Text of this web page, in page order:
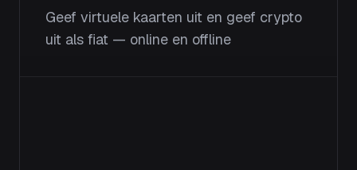
Geef virtuele kaarten uit en geef crypto
uit als fiat — online en offline